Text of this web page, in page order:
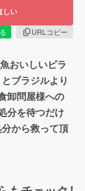
しい
URLコピー
おいしいピラ
ブラジルより
卸問屋様への
分を待つだけ
から救って頂